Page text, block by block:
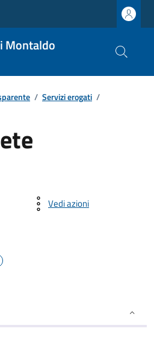
Montaldo
/ Servizi erogati /
Vedi azioni